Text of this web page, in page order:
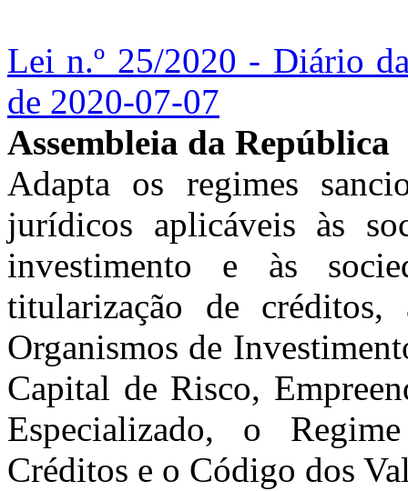
Lei n.º 25/2020 - Diário
de 2020-07-07
Assembleia da República
Adapta os regimes
jurídicos aplicáveis às
investimento e às
titularização de
Organismos de
Capital de Risco,
Especializado, o
Créditos e o Código dos